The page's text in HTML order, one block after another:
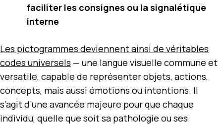
faciliter les consignes ou la signalétique
interne
Les pictogrammes deviennent ainsi de véritables
codes universels — une langue visuelle commune et
versatile, capable de représenter objets, actions,
concepts, mais aussi émotions ou intentions. Il
s’agit d’une avancée majeure pour que chaque
individu, quelle que soit sa pathologie ou ses